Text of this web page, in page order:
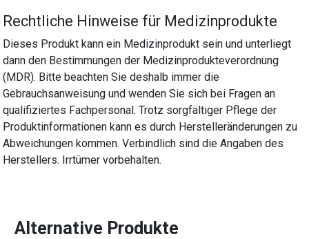
Rechtliche Hinweise für Medizinprodukte
Dieses Produkt kann ein Medizinprodukt sein und unterliegt
dann den Bestimmungen der Medizinprodukteverordnung
(MDR). Bitte beachten Sie deshalb immer die
Gebrauchsanweisung und wenden Sie sich bei Fragen an
qualifiziertes Fachpersonal. Trotz sorgfältiger Pflege der
Produktinformationen kann es durch Herstelleränderungen zu
Abweichungen kommen. Verbindlich sind die Angaben des
Herstellers. Irrtümer vorbehalten.
Alternative Produkte